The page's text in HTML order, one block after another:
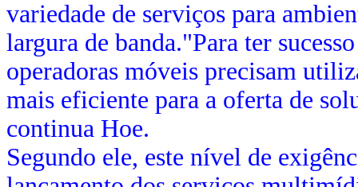
variedade de serviços para
largura de banda."Para ter
operadoras móveis precisam
mais eficiente para a oferta de
continua Hoe.
Segundo ele, este nível de